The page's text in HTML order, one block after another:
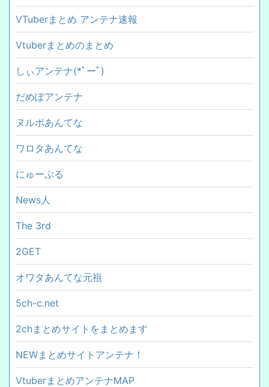
VTuberまとめ アンテナ速報
Vtuberまとめのまとめ
しぃアンテナ(*ﾟーﾟ)
だめぽアンテナ
ヌルポあんてな
ワロタあんてな
にゅーぷる
News人
The 3rd
2GET
オワタあんてな元祖
5ch-c.net
2chまとめサイトをまとめます
NEWまとめサイトアンテナ！
VtuberまとめアンテナMAP